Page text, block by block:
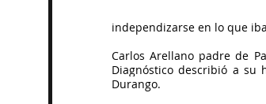
independizarse en lo que
Carlos Arellano padre de
Diagnóstico describió a
Durango.